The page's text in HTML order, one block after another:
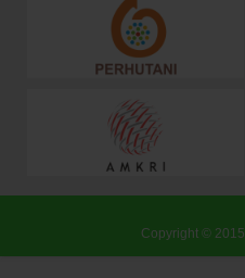
Copyright © 2015